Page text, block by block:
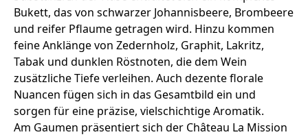
Bukett, das von schwarzer Johannisbeere, Brombeere
und reifer Pflaume getragen wird. Hinzu kommen
feine Anklänge von Zedernholz, Graphit, Lakritz,
Tabak und dunklen Röstnoten, die dem Wein
zusätzliche Tiefe verleihen. Auch dezente florale
Nuancen fügen sich in das Gesamtbild ein und
sorgen für eine präzise, vielschichtige Aromatik.
Am Gaumen präsentiert sich der Château La Mission